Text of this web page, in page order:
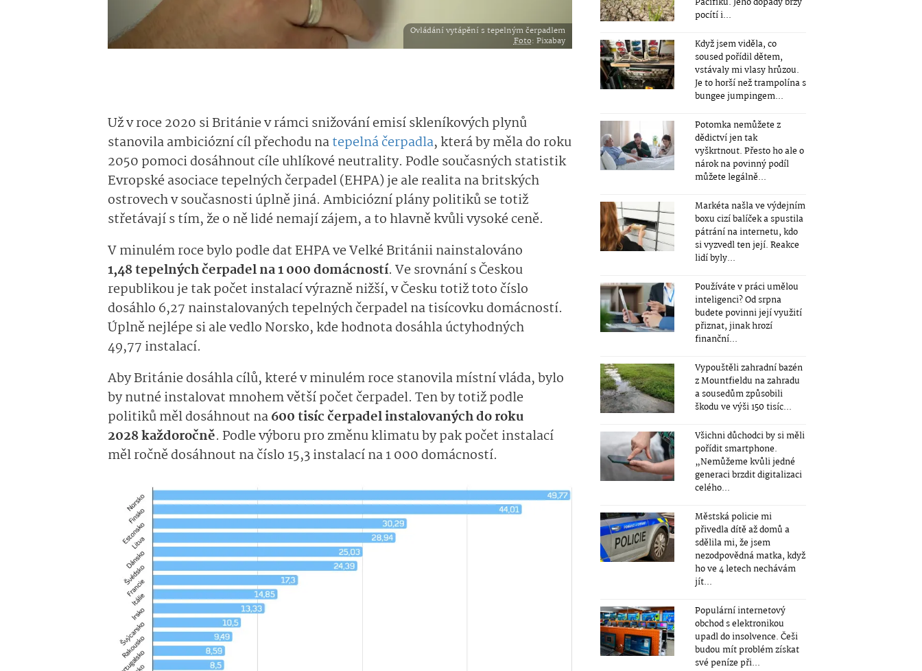
Ovládání vytápění s tepelným čerpadlem
Foto: Pixabay
Už v roce 2020 si Británie v rámci snižování emisí skleníkových plynů
stanovila ambiciózní cíl přechodu natepelná čerpadla, která by měla do roku
2050 pomoci dosáhnout cíle uhlíkové neutrality. Podle současných statistik
Evropské asociace tepelných čerpadel (EHPA) je ale realita na britských
ostrovech v současnosti úplně jiná. Ambiciózní plány politiků se totiž
střetávají s tím, že o ně lidé nemají zájem, a to hlavně kvůli vysoké ceně.
V minulém roce bylo podle dat EHPA ve Velké Británii nainstalováno
1,48 tepelných čerpadel na 1 000 domácností. Ve srovnání s Českou
republikou je tak počet instalací výrazně nižší, v Česku totiž toto číslo
dosáhlo 6,27 nainstalo­vaných tepelných čerpadel na tisícovku domácností.
Úplně nejlépe si ale vedlo Norsko, kde hodnota dosáhla úctyhodných
49,77 instalací.
Aby Británie dosáhla cílů, které v minulém roce stanovila místní vláda, bylo
by nutné instalovat mnohem větší počet čerpadel. Ten by totiž podle
politiků měl dosáhnout na600 tisíc čerpadel instalovaných do roku
2028 každoročně. Podle výboru pro změnu klimatu by pak počet instalací
měl ročně dosáhnout na číslo 15,3 instalací na 1 000 domácností.
pocítí i...
Když jsem viděla, co
soused pořídil dětem,
vstávaly mi vlasy hrůzou.
Je to horší než trampolína s
bungee jumpingem...
Potomka nemůžete z
dědictví jen tak
vyškrtnout. Přesto ho ale o
nárok na povinný podíl
můžete legálně...
Markéta našla ve výdejním
boxu cizí balíček a spustila
pátrání na internetu, kdo
si vyzvedl ten její. Reakce
lidí byly...
Používáte v práci umělou
inteligenci? Od srpna
budete povinni její využití
přiznat, jinak hrozí
finanční...
Vypouštěli zahradní bazén
z Mountfieldu na zahradu
a sousedům způsobili
škodu ve výši 150 tisíc...
Všichni důchodci by si měli
pořídit smartphone.
„Nemůžeme kvůli jedné
generaci brzdit digitalizaci
celého...
Městská policie mi
přivedla dítě až domů a
sdělila mi, že jsem
nezodpovědná matka, když
ho ve 4 letech nechávám
jít...
Populární internetový
obchod s elektronikou
upadl do insolvence. Češi
budou mít problém získat
své peníze při...